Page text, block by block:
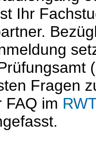
Ihr
Fragen
FAQ im